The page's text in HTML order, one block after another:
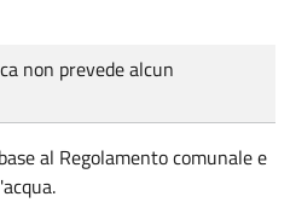
non prevede alcun
al Regolamento comunale e